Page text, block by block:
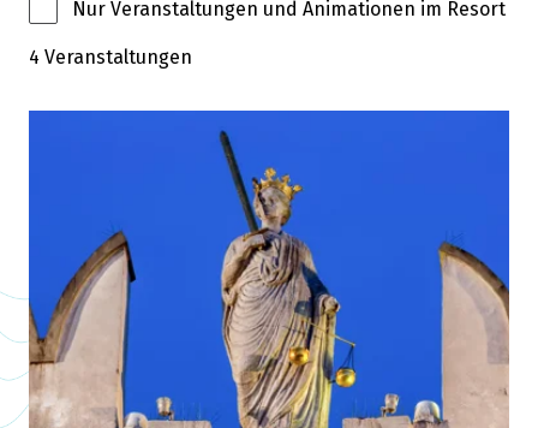
Nur Veranstaltungen und Animationen im Resort
4 Veranstaltungen